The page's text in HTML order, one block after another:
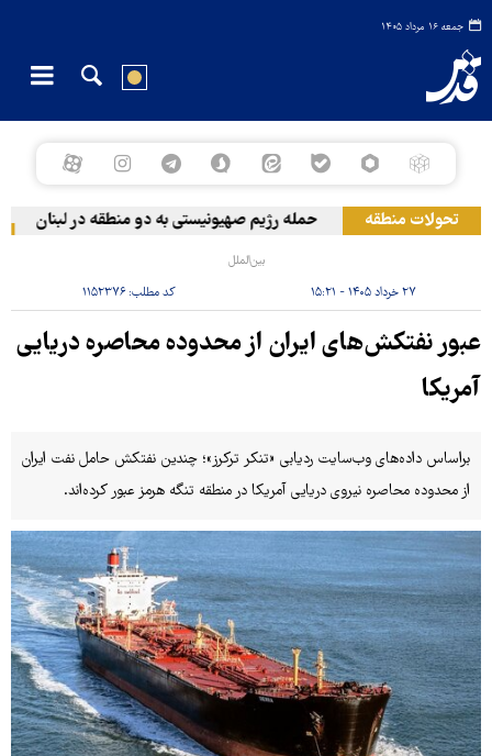
جمعه ۱۶ مرداد ۱۴۰۵
تحولات منطقه حمله رژیم صهیونیستی به دو منطقه در لبنان
بین‌الملل
۲۷ خرداد ۱۴۰۵ - ۱۵:۲۱ کد مطلب:۱۱۵۲۳۷۶
عبور نفتکش‌های ایران از محدوده محاصره دریایی
آمریکا
براساس داده‌های وب‌سایت ردیابی «تنکر ترکرز»؛ چندین نفتکش حامل نفت ایران
از محدوده محاصره نیروی دریایی آمریکا در منطقه تنگه هرمز عبور کرده‌اند.